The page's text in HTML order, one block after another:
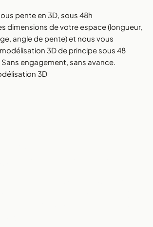
pente en 3D, sous 48h
dimensions de votre espace (longueur,
angle de pente) et nous vous
3D de principe sous 48
engagement, sans avance.
3D